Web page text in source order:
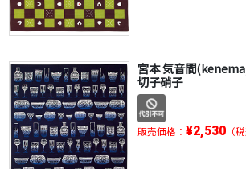
宮本 気音間
切子硝子
販売価格： ¥2,530（税